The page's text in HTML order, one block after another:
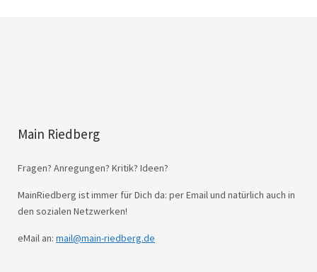
Main Riedberg
Fragen? Anregungen? Kritik? Ideen?
MainRiedberg ist immer für Dich da: per Email und natürlich auch in
den sozialen Netzwerken!
eMail an: mail@main-riedberg.de